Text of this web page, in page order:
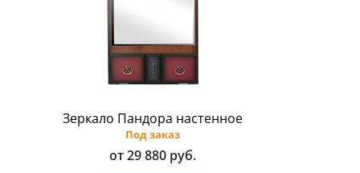
Зеркало Пандора настенное
Под заказ
от 29 880 руб.